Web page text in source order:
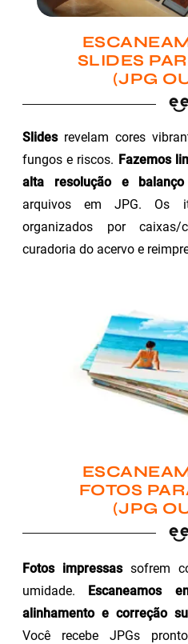
SLIDES
(JPG
Slidesrevelam cores
fungos e riscos. Fazemos
alta resolução e
arquivos em JPG. Os
organizados por caixas/
curadoria do acervo e
FOTOS
(JPG
Fotos impressassofrem
umidade. Escaneamos
alinhamento e correção
Você recebe JPGs